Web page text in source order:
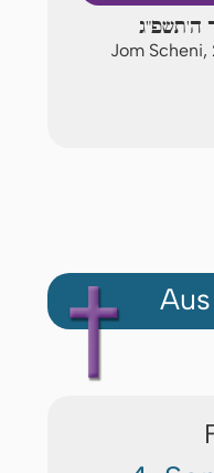
ה'תשפ"ג
Jom